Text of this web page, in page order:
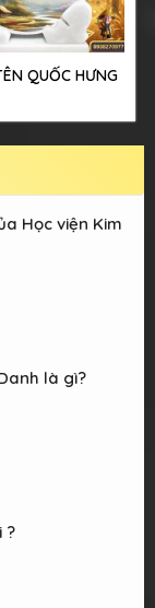
QUỐC HƯNG
Học viện Kim
là gì?
?